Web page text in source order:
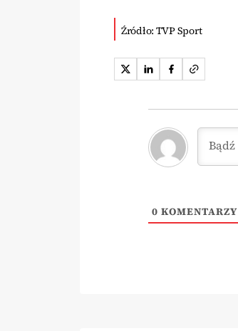
Źródło: TVP Sport
0 KOMENTARZY